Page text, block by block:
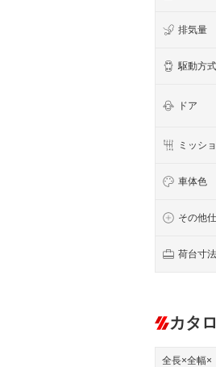
排気量
駆動方式
ドア
ミッシ
車体色
その他
荷台寸法
カタ
全長×全幅×